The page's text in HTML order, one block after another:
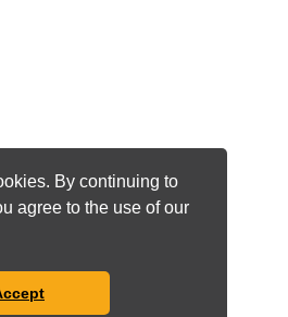
By continuing to
agree to the use of our